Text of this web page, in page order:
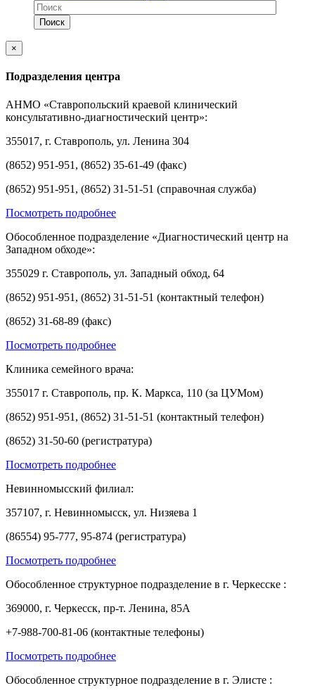
×
Подразделения центра
АНМО «Ставропольский краевой клинический
консультативно-диагностический центр»:
355017, г. Ставрополь, ул. Ленина 304
(8652) 951-951, (8652) 35-61-49 (факс)
(8652) 951-951, (8652) 31-51-51 (справочная служба)
Посмотреть подробнее
Обособленное подразделение «Диагностический центр на
Западном обходе»:
355029 г. Ставрополь, ул. Западный обход, 64
(8652) 951-951, (8652) 31-51-51 (контактный телефон)
(8652) 31-68-89 (факс)
Посмотреть подробнее
Клиника семейного врача:
355017 г. Ставрополь, пр. К. Маркса, 110 (за ЦУМом)
(8652) 951-951, (8652) 31-51-51 (контактный телефон)
(8652) 31-50-60 (регистратура)
Посмотреть подробнее
Невинномысский филиал:
357107, г. Невинномысск, ул. Низяева 1
(86554) 95-777, 95-874 (регистратура)
Посмотреть подробнее
Обособленное структурное подразделение в г. Черкесске :
369000, г. Черкесск, пр-т. Ленина, 85А
+7-988-700-81-06 (контактные телефоны)
Посмотреть подробнее
Обособленное структурное подразделение в г. Элисте :